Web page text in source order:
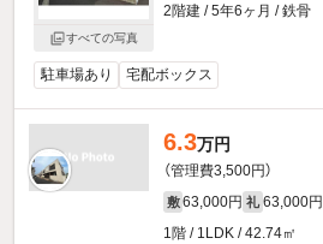
すべての写真
2階建 / 5年6ヶ月 / 鉄骨
駐車場あり 宅配ボックス
6.3万円
（管理費3,500円）
敷 63,000円 礼 63,000円
1階 / 1LDK / 42.74㎡